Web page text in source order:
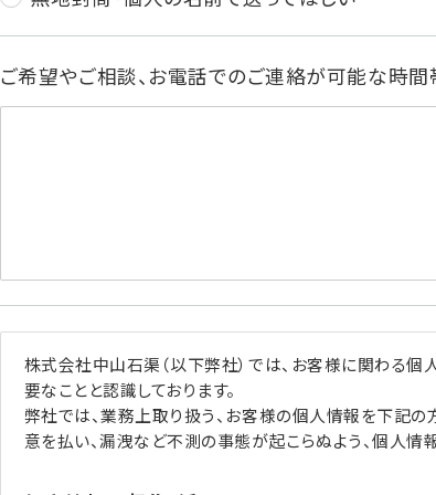
ご希望やご相談、お電話でのご連絡が可能な時間
株式会社中山石渠（以下弊社）では、お客様に関わる個
要なことと認識しております。
弊社では、業務上取り扱う、お客様の個人情報を下記
意を払い、漏洩など不測の事態が起こらぬよう、個人情